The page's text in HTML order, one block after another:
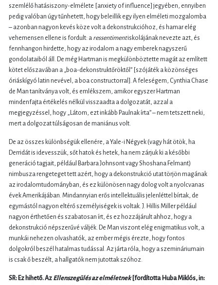
szemlélő hatásiszony-elmélete [anxiety of influence] jegyében, ennyiben
pedig valóban úgy tűnhetett, hogy beleillik egy ilyen elméleti mozgalomba
– azonban nagyon kevés köze volt a dekonstrukcióhoz, és hamar elég
vehemensen ellene is fordult: a ressentimentiskolájának nevezte azt, és
fennhangon hirdette, hogy az irodalom a nagy emberek nagyszerű
gondolataiból áll. De még Hartman is megkülönböztette magát az említett
kötet előszavában a „boa-dekonstruktőröktől” [szójáték a közönséges
óriáskígyó latin nevével, a boa constructorral]. A feleségem, Cynthia Chase
de Man tanítványa volt, és emlékszem, amikor egyszer Hartman
mindenfajta értékelés nélkül visszaadta a dolgozatát, azzal a
megjegyzéssel, hogy „Látom, ezt inkább Paulnak írta” – nem tetszett neki,
mert a dolgozat túlságosan de maniánus volt.
De az összes különbségük ellenére, a Yale-i Négyek (vagy hát ötök, ha
Derridát is idevesszük, sőt hatok és hetek, ha nem zárjuk ki a későbbi
generáció tagjait, például Barbara Johnsont vagy Shoshana Felmant)
nimbusza rengeteget tett azért, hogy a dekonstrukció utat törjön magának
az irodalomtudományban, és ez különösen nagy dolog volt a nyolcvanas
évek Amerikájában. Mindannyian erős intellektuális jelenléttel bírtak, de
egymástól nagyon eltérő személyiségek is voltak. J. Hillis Miller például
nagyon érthetően és szabatosan írt, és ez hozzájárult ahhoz, hogy a
dekonstrukció népszerűvé váljék. De Man viszont elég enigmatikus volt, a
munkái nehezen olvashatók, az ember mégis érezte, hogy fontos
dolgokról beszél hatalmas tudással. Az járta róla, hogy a szemináriumain
is csak ő beszélt, a hallgatók nem jutottak szóhoz.
SR: Ez hihető. Az Ellenszegülés az elméletnek [fordította Huba Miklós, in: